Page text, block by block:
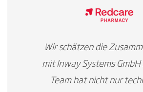
Wir schätzen die
mit Inway Systems GmbH
Team hat nicht nur